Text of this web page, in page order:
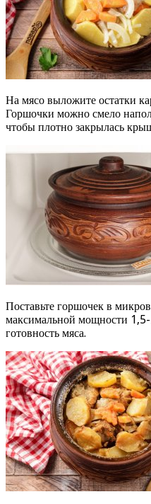
На мясо выложите остатки
Горшочки можно смело
чтобы плотно закрылась
Поставьте горшочек в
максимальной мощности
готовность мяса.